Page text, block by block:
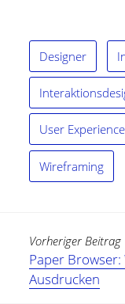
Designer
User Experience
Wireframing
Vorheriger Beitrag
Paper
Ausdrucken